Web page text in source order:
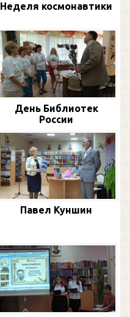
Неделя космонавтики
День Библиотек
России
Павел Куншин